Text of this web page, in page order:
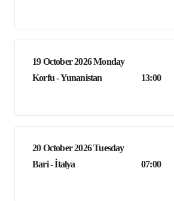
19 October 2026 Monday
Korfu - Yunanistan
13:00
20 October 2026 Tuesday
Bari - İtalya
07:00